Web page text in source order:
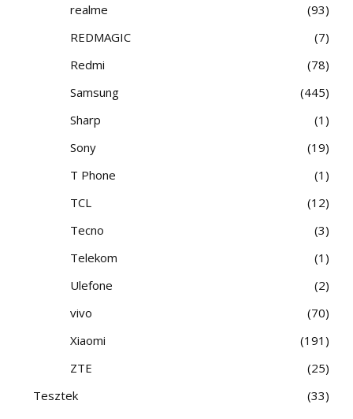
realme
93
REDMAGIC
7
Redmi
78
Samsung
445
Sharp
1
Sony
19
T Phone
1
TCL
12
Tecno
3
Telekom
1
Ulefone
2
vivo
70
Xiaomi
191
ZTE
25
Tesztek
33